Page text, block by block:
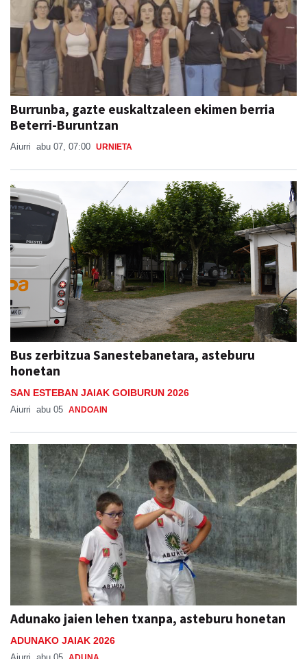
Burrunba, gazte euskaltzaleen ekimen berria
Beterri-Buruntzan
Aiurri abu 07, 07:00 URNIETA
Bus zerbitzua Sanestebanetara, asteburu
honetan
SAN ESTEBAN JAIAK GOIBURUN 2026
Aiurri abu 05 ANDOAIN
Adunako jaien lehen txanpa, asteburu honetan
ADUNAKO JAIAK 2026